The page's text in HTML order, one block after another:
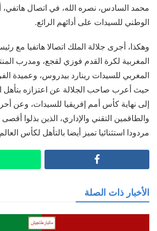
محمد السادس، نصره الله، في اتصال هاتفي،
الوطني للسيدات على أدائهم الرائع.
وهكذا، أجرى جلالة الملك اتصالا هاتفيا مع
المغربية لكرة القدم فوزي لقجع، ومدرب
المغربي للسيدات رينارد بيدروس، وعميدة
حيث أعرب صاحب الجلالة عن اعتزازه بتأهل
إلى نهاية كأس أمم إفريقيا للسيدات، وعن أحر
والطاقمين التقني والإداري، الذين بذلوا
مردودا استثنائيا تميز أيضا بالتأهل لكأس العالم 2023.
الأخبار ذات الصلة